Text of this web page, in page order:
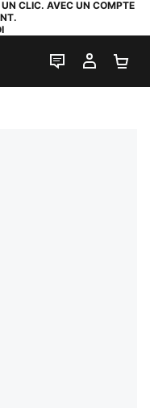
CLIC. AVEC UN COMPTE
LIVE CHAT
MON